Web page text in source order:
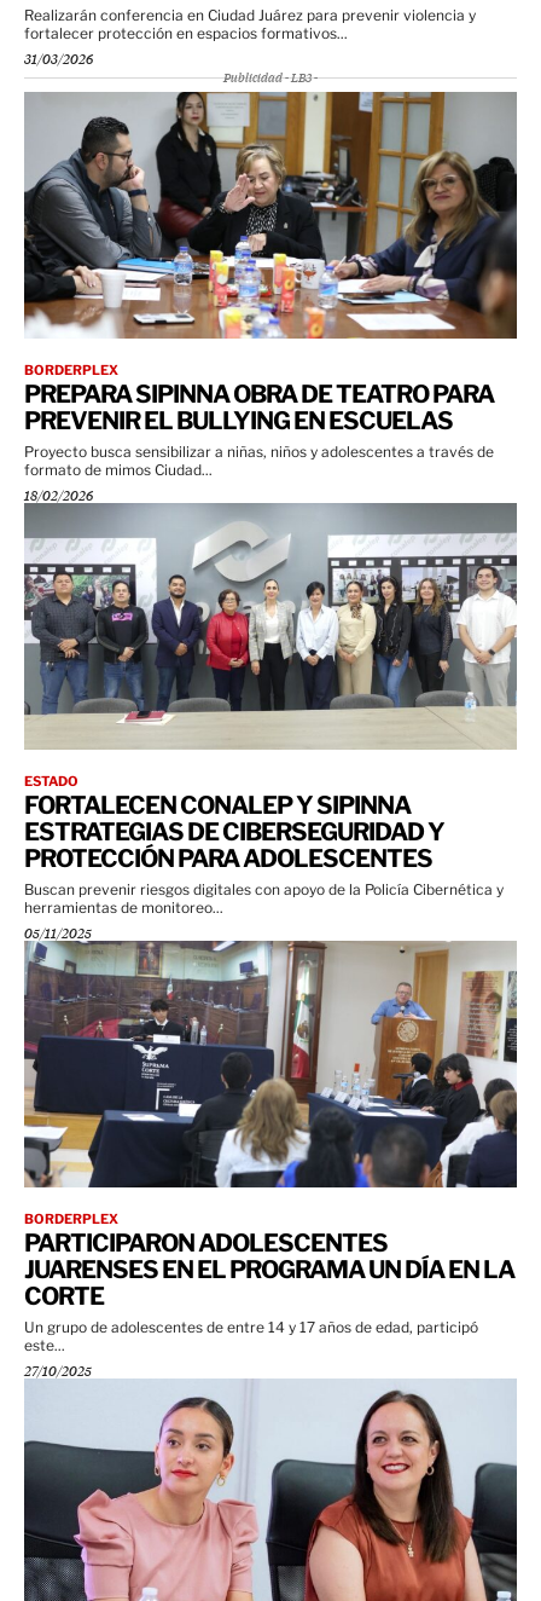
Realizarán conferencia en Ciudad Juárez para prevenir violencia y
fortalecer protección en espacios formativos...
31/03/2026
Publicidad - LB3 -
BORDERPLEX
PREPARA SIPINNA OBRA DE TEATRO PARA
PREVENIR EL BULLYING EN ESCUELAS
Proyecto busca sensibilizar a niñas, niños y adolescentes a través de
formato de mimos Ciudad...
18/02/2026
ESTADO
FORTALECEN CONALEP Y SIPINNA
ESTRATEGIAS DE CIBERSEGURIDAD Y
PROTECCIÓN PARA ADOLESCENTES
Buscan prevenir riesgos digitales con apoyo de la Policía Cibernética y
herramientas de monitoreo...
05/11/2025
BORDERPLEX
PARTICIPARON ADOLESCENTES
JUARENSES EN EL PROGRAMA UN DÍA EN LA
CORTE
Un grupo de adolescentes de entre 14 y 17 años de edad, participó
este...
27/10/2025